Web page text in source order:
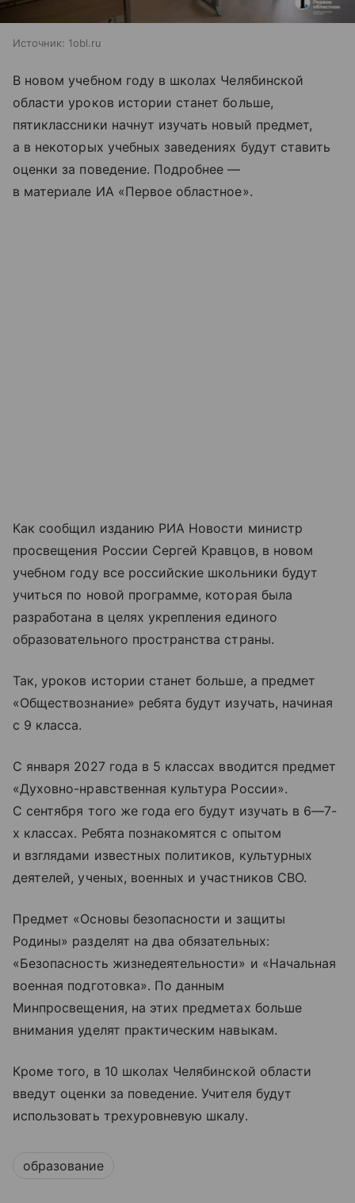
Источник: 1obl.ru
В новом учебном году в школах Челябинской
области уроков истории станет больше,
пятиклассники начнут изучать новый предмет,
а в некоторых учебных заведениях будут ставить
оценки за поведение. Подробнее —
в материале ИА «Первое областное».
Как сообщил изданию РИА Новости министр
просвещения России Сергей Кравцов, в новом
учебном году все российские школьники будут
учиться по новой программе, которая была
разработана в целях укрепления единого
образовательного пространства страны.
Так, уроков истории станет больше, а предмет
«Обществознание» ребята будут изучать, начиная
с 9 класса.
С января 2027 года в 5 классах вводится предмет
«Духовно-нравственная культура России».
С сентября того же года его будут изучать в 6—7-
х классах. Ребята познакомятся с опытом
и взглядами известных политиков, культурных
деятелей, ученых, военных и участников СВО.
Предмет «Основы безопасности и защиты
Родины» разделят на два обязательных:
«Безопасность жизнедеятельности» и «Начальная
военная подготовка». По данным
Минпросвещения, на этих предметах больше
внимания уделят практическим навыкам.
Кроме того, в 10 школах Челябинской области
введут оценки за поведение. Учителя будут
использовать трехуровневую шкалу.
образование